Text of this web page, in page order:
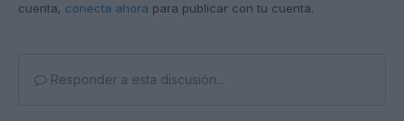
cuenta, conecta ahora para publicar con tu cuenta.
Responder a esta discusión...